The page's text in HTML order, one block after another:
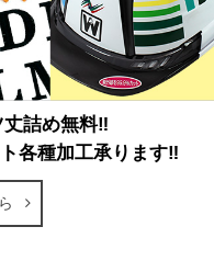
詰め無料‼
各種加工承ります‼